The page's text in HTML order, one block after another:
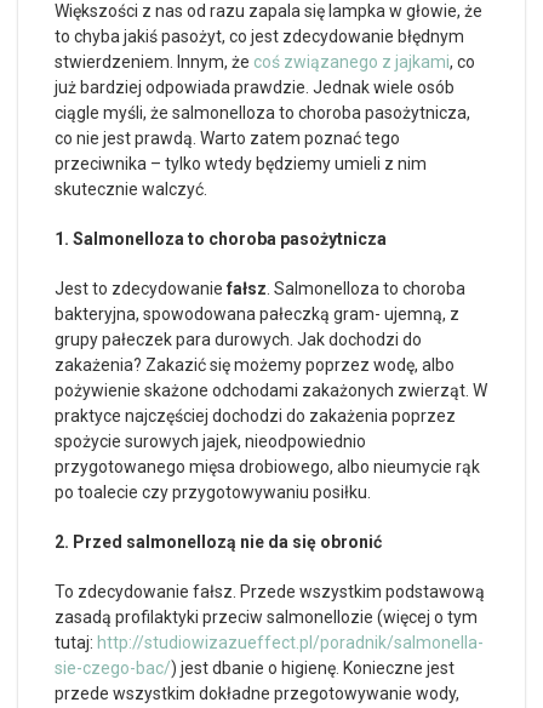
Większości z nas od razu zapala się lampka w głowie, że
to chyba jakiś pasożyt, co jest zdecydowanie błędnym
stwierdzeniem. Innym, że coś związanego z jajkami, co
już bardziej odpowiada prawdzie. Jednak wiele osób
ciągle myśli, że salmonelloza to choroba pasożytnicza,
co nie jest prawdą. Warto zatem poznać tego
przeciwnika – tylko wtedy będziemy umieli z nim
skutecznie walczyć.
1. Salmonelloza to choroba pasożytnicza
Jest to zdecydowanie fałsz . Salmonelloza to choroba
bakteryjna, spowodowana pałeczką gram- ujemną, z
grupy pałeczek para durowych. Jak dochodzi do
zakażenia? Zakazić się możemy poprzez wodę, albo
pożywienie skażone odchodami zakażonych zwierząt. W
praktyce najczęściej dochodzi do zakażenia poprzez
spożycie surowych jajek, nieodpowiednio
przygotowanego mięsa drobiowego, albo nieumycie rąk
po toalecie czy przygotowywaniu posiłku.
2. Przed salmonellozą nie da się obronić
To zdecydowanie fałsz. Przede wszystkim podstawową
zasadą profilaktyki przeciw salmonellozie (więcej o tym
tutaj: http://studiowizazueffect.pl/poradnik/salmonella-
sie-czego-bac/) jest dbanie o higienę. Konieczne jest
przede wszystkim dokładne przegotowywanie wody,